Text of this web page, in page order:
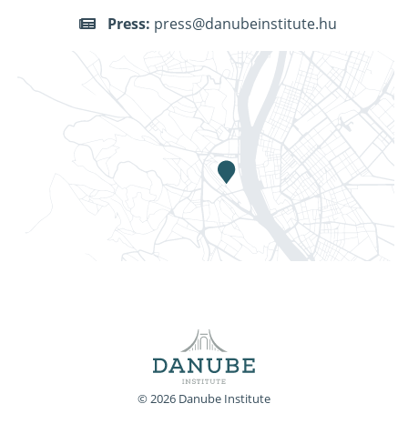
Press: press@danubeinstitute.hu
© 2026 Danube Institute